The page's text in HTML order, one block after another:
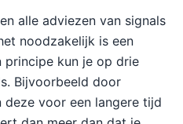
alle adviezen van signals
noodzakelijk is een
principe kun je op drie
Bijvoorbeeld door
voor een langere tijd